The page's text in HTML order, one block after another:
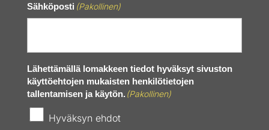
Sähköposti (Pakollinen)
Lähettämällä lomakkeen tiedot hyväksyt sivuston
käyttöehtojen mukaisten henkilötietojen
tallentamisen ja käytön.(Pakollinen)
Hyväksyn ehdot